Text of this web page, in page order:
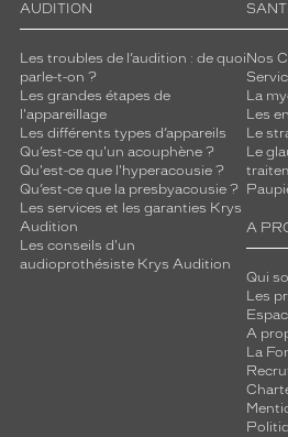
AUDITION
Les troubles de l’audition : de quoi
parle-t-on ?
Les grandes étapes de
l'appareillage
Les différents types d’appareils
Qu’est-ce qu'un acouphène ?
Qu'est-ce que l'hyperacousie ?
Qu’est-ce que la presbyacousie ?
Les services et les garanties Krys
Audition
Les conseils d'un
audioprothésiste Krys Audition
Nos
La
Les
Le
Le
A
Qui
Les
A
La